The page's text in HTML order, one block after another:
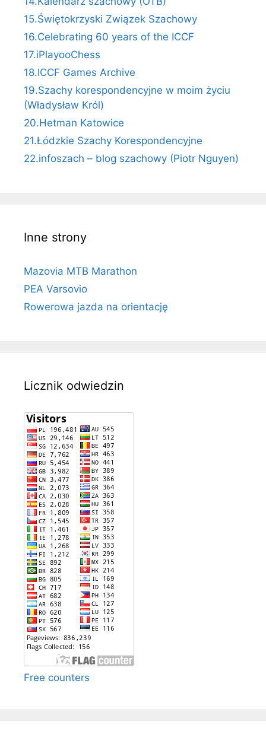
15.Świętokrzyski Związek Szachowy
16.Celebrating 60 years of the ICCF
17.iPlayooChess
18.ICCF Games Archive
19.Szachy korespondencyjne w moim życiu
(Władysław Król)
20.Hetman Katowice
21.Łódzkie Szachy Korespondencyjne
22.infoszach – blog szachowy (Piotr Nguyen)
Inne strony
Mazovia MTB Marathon
PEA Varsovio
Rowerowa jazda na orientację
Licznik odwiedzin
Free counters